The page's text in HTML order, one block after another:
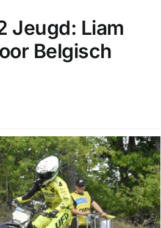
Jeugd: Liam
Belgisch